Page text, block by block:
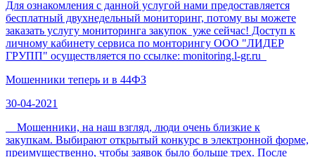
Для ознакомления с данной услугой нами предоставляется
бесплатный двухнедельный мониторинг, потому вы можете
заказать услугу мониторинга закупок уже сейчас! Доступ к
личному кабинету сервиса по монторингу ООО "ЛИДЕР
ГРУПП" осуществляется по ссылке: monitoring.l-gr.ru
Мошенники теперь и в 44ФЗ
30-04-2021
Мошенники, на наш взгляд, люди очень близкие к
закупкам. Выбирают открытый конкурс в электронной форме,
преимущественно, чтобы заявок было больше трех. После